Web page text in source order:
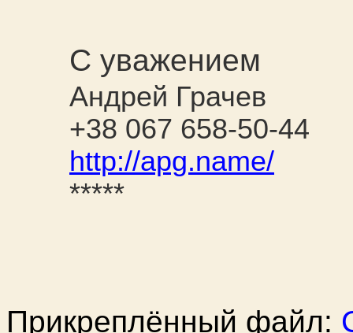
С уважением
Андрей Грачев
+38 067 658-50-44
http://apg.name/
*****
Прикреплённый файл: